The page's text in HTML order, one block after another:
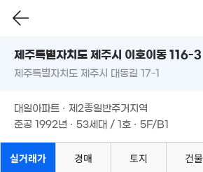
제주특별자치도 제주시 이호이동 116-3
제주특별자치도 제주시 대동길 17-1
대일아파트 · 제2종일반주거지역
준공 1992년 · 53세대 / 1호 · 5F/B1
실거래가 경매 토지 건물